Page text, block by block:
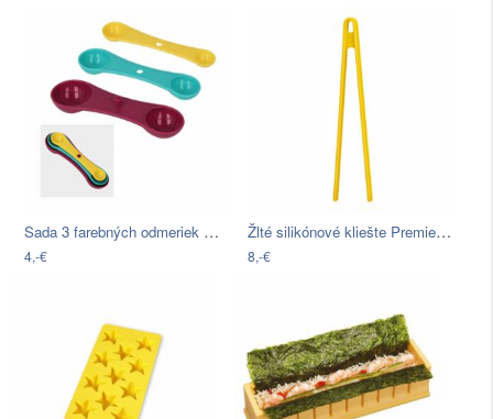
Sada 3 farebných odmeriek Metaltex…
4,-€
Žlté silikónové kliešte Premier…
8,-€